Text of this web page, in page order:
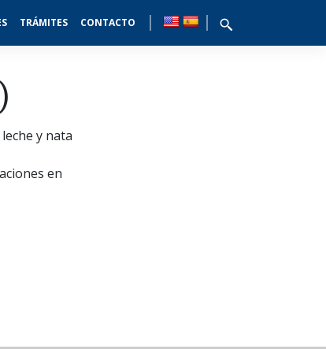
TRÁMITES CONTACTO
y nata
en